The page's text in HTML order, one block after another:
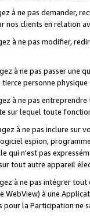
à ne pas demander,
nos clients en relation
à ne pas modifier,
à ne pas passer une
personne
à ne pas
sur lequel toute
à ne pas inclure sur
espion,
qui n'est pas
tout autre appareil
à ne pas intégrer
WebView) à une
pour la Participation ne